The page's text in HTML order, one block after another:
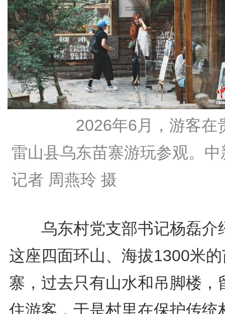
2026年6月，游客在
雷山县乌东苗寨游玩参观。中
记者 周燕玲 摄
乌东村党支部书记杨磊介
这座四面环山、海拔1300米
寨，过去只有山水和吊脚楼，
住游客，于是村里在保护传统